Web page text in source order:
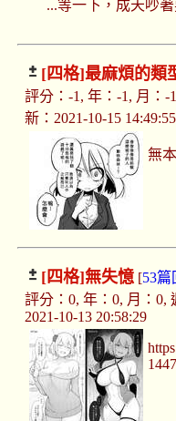
...等一下，成天吵
[四格]最麻煩的類
評分：-1, 年：-1, 月：-
新：2021-10-15 14:49:55
無
[四格]無失憶[53篇
評分：0, 年：0, 月：0,
2021-10-13 20:58:29